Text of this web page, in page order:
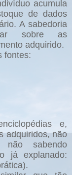
acumula
de dados
A sabedoria
sobre as
adquirido.
fontes:
e,
adquiridos, não
não sabendo
já explanado: